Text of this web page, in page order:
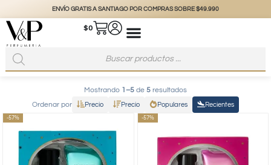
ENVÍO GRATIS A SANTIAGO POR COMPRAS SOBRE $49.990
$0
Mostrando 1–5 de 5 resultados
Ordenar por
Precio Precio Populares Recientes
-57% -57%